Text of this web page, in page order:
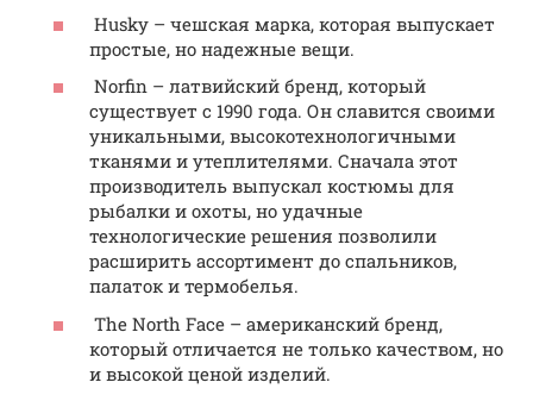
Husky – чешская марка, которая выпускает
простые, но надежные вещи.
Norfin – латвийский бренд, который
существует с 1990 года. Он славится своими
уникальными, высокотехнологичными
тканями и утеплителями. Сначала этот
производитель выпускал костюмы для
рыбалки и охоты, но удачные
технологические решения позволили
расширить ассортимент до спальников,
палаток и термобелья.
The North Face – американский бренд,
который отличается не только качеством, но
и высокой ценой изделий.